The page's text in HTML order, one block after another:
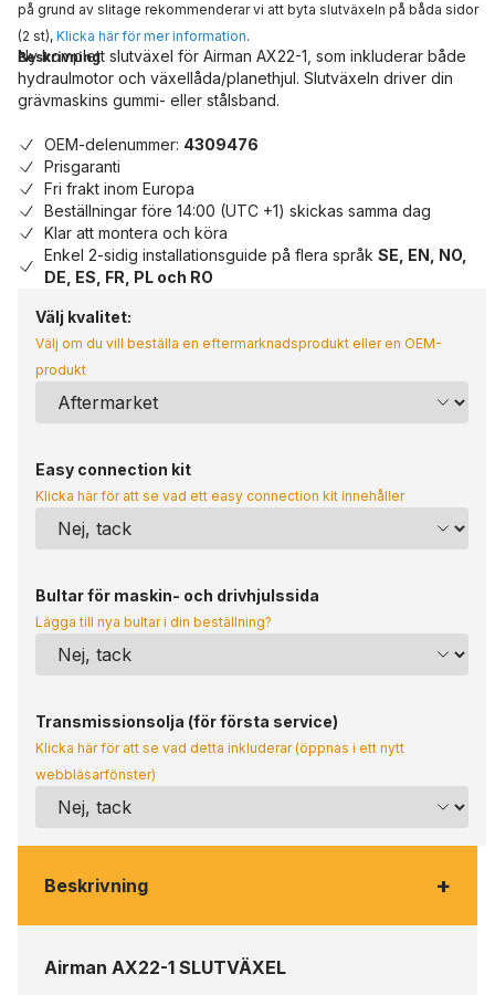
på grund av slitage rekommenderar vi att byta slutväxeln på båda sidor
(2 st), Klicka här för mer information.
Beskrivning
Ny komplett slutväxel för Airman AX22-1, som inkluderar både
hydraulmotor och växellåda/planethjul. Slutväxeln driver din
grävmaskins gummi- eller stålsband.
OEM-delenummer: 4309476
Prisgaranti
Fri frakt inom Europa
Beställningar före 14:00 (UTC +1) skickas samma dag
Klar att montera och köra
Enkel 2-sidig installationsguide på flera språk SE, EN, NO,
DE, ES, FR, PL och RO
Välj kvalitet:
Välj om du vill beställa en eftermarknadsprodukt eller en OEM-
produkt
Easy connection kit
Klicka här för att se vad ett easy connection kit innehåller
Bultar för maskin- och drivhjulssida
Lägga till nya bultar i din beställning?
Transmissionsolja (för första service)
Klicka här för att se vad detta inkluderar (öppnas i ett nytt
webbläsarfönster)
Beskrivning +
Airman AX22-1 SLUTVÄXEL